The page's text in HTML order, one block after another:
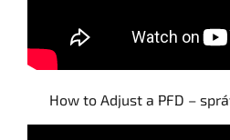
How to Adjust a PFD –